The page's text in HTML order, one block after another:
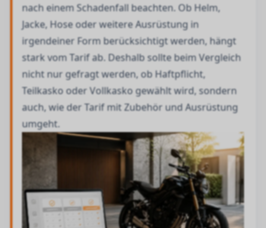
nach einem Schadenfall beachten. Ob Helm,
Jacke, Hose oder weitere Ausrüstung in
irgendeiner Form berücksichtigt werden, hängt
stark vom Tarif ab. Deshalb sollte beim Vergleich
nicht nur gefragt werden, ob Haftpflicht,
Teilkasko oder Vollkasko gewählt wird, sondern
auch, wie der Tarif mit Zubehör und Ausrüstung
umgeht.